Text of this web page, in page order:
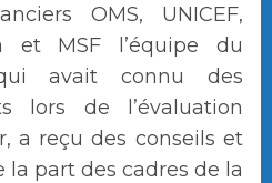
OMS, UNICEF,
et MSF l’équipe du
avait connu des
lors de l’évaluation
a reçu des conseils et
part des cadres de la